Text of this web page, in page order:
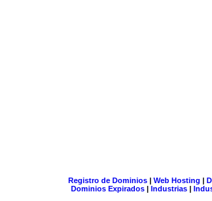
Registro de Dominios| Web Hosting |
Dominios Expirados | Industrias |